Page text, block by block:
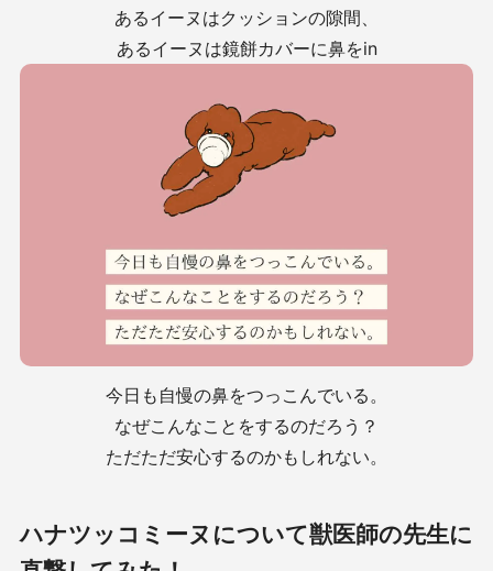
あるイーヌはクッションの隙間、
あるイーヌは鏡餅カバーに鼻をin
今日も自慢の鼻をつっこんでいる。
なぜこんなことをするのだろう？
ただただ安心するのかもしれない。
ハナツッコミーヌについて獣医師の先生に